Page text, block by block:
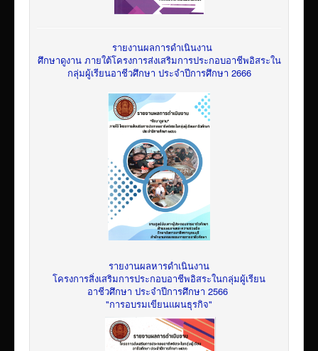
รายงานผลการดำเนินงาน
ศึกษาดูงาน ภายใต้โครงการส่งเสริมการประกอบอาชีพอิสระใน
กลุ่มผู้เรียนอาชีวศึกษา ประจำปีการศึกษา 2666
รายงานผลหารดำเนินงาน
โครงการสิ่งเสริมการประกอบอาชีพอิสระในกลุ่มผู้เรียน
อาชีวศึกษา ประจำปีการศึกษา 2566
"การอบรมเขียนแผนธุรกิจ"